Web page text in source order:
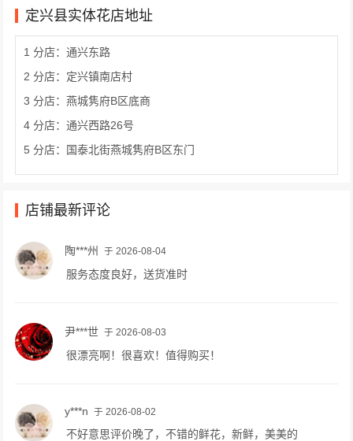
定兴县实体花店地址
1 分店：通兴东路
2 分店：定兴镇南店村
3 分店：燕城隽府B区底商
4 分店：通兴西路26号
5 分店：国泰北街燕城隽府B区东门
店铺最新评论
陶***州 于 2026-08-04
服务态度良好，送货准时
尹***世 于 2026-08-03
很漂亮啊！很喜欢！值得购买！
y***n 于 2026-08-02
不好意思评价晚了，不错的鲜花，新鲜，美美的